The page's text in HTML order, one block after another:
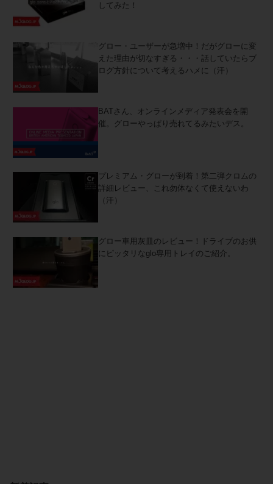
してみた！
グロー・ユーザーが急増中！だがグローに変
えた理由が切なすぎる・・・話していたらブ
ログ方針について考えるハメに（汗）
BATさん、オンラインメディア発表会を開
催。グローやっぱり売れてるみたいデス。
プレミアム・グローが到着！第二弾クロムの
詳細レビュー、これ勿体なくて使えないわ
（汗）
グロー車用灰皿のレビュー！ドライブのお供
にピッタリなglo専用トレイのご紹介。